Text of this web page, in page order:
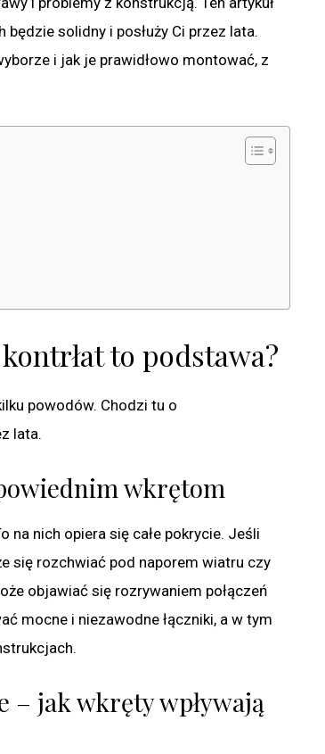
będzie solidny i posłuży Ci przez lata.
i jak je prawidłowo montować, z
to podstawa?
powodów. Chodzi tu o
lata.
wkrętom
nich opiera się całe pokrycie. Jeśli
się rozchwiać pod naporem wiatru czy
objawiać się rozrywaniem połączeń
mocne i niezawodne łączniki, a w tym
– jak wkręty wpływają